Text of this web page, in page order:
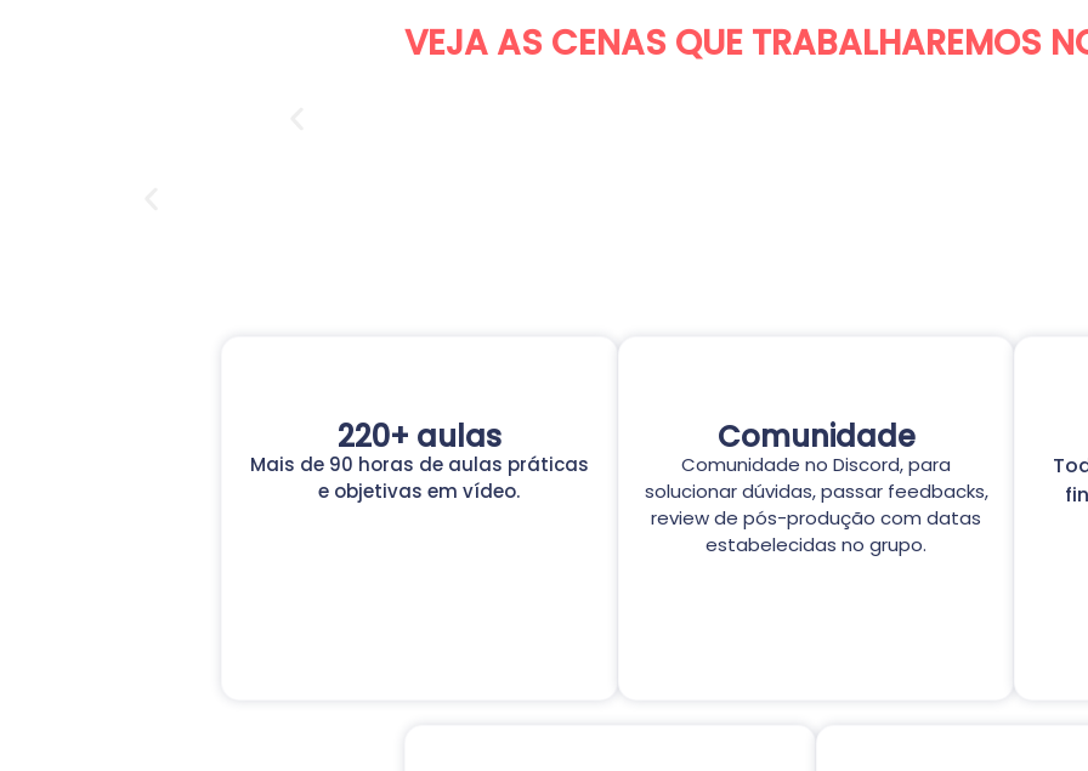
VEJA AS CENAS QUE TRABALHAREMOS
220+ aulas
Mais de 90 horas de aulas práticas
e objetivas em vídeo.
Comunidade
Comunidade no Discord, para
solucionar dúvidas, passar feedbacks,
review de pós-produção com datas
estabelecidas no grupo.